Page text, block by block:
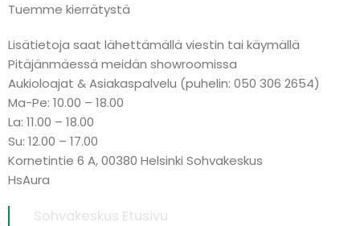
Tuemme kierrätystä
Lisätietoja saat lähettämällä viestin tai käymällä
Pitäjänmäessä meidän showroomissa
Aukioloajat & Asiakaspalvelu (puhelin: 050 306 2654)
Ma-Pe: 10.00 – 18.00
La: 11.00 – 18.00
Su: 12.00 – 17.00
Kornetintie 6 A, 00380 Helsinki Sohvakeskus
HsAura
Sohvakeskus Etusivu